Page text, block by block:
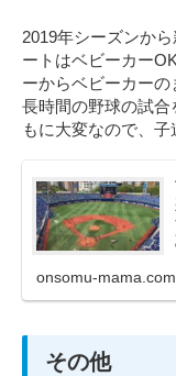
2019年シーズンか
ートはベビーカー
ーからベビーカーの
長時間の野球の試合
もに大変なので、子
onsomu-mama.com
その他